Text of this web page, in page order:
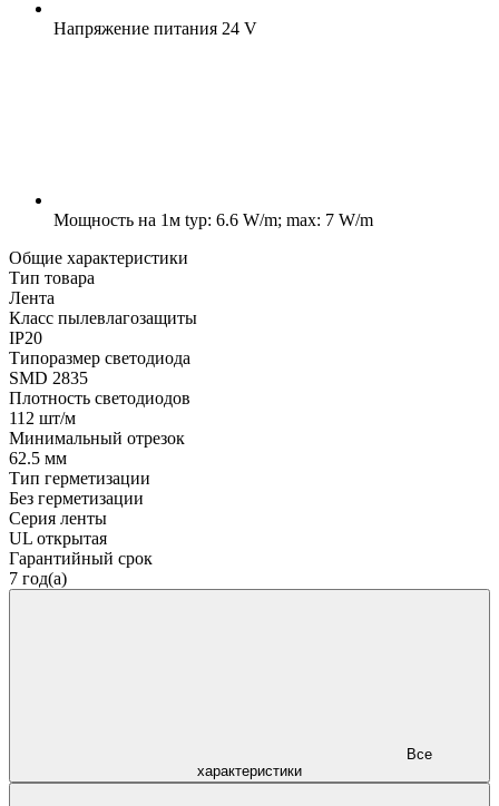
Напряжение питания 24 V
Мощность на 1м typ: 6.6 W/m; max: 7 W/m
Общие характеристики
Тип товара
Лента
Класс пылевлагозащиты
IP20
Типоразмер светодиода
SMD 2835
Плотность светодиодов
112 шт/м
Минимальный отрезок
62.5 мм
Тип герметизации
Без герметизации
Серия ленты
UL открытая
Гарантийный срок
7 год(а)
характеристики